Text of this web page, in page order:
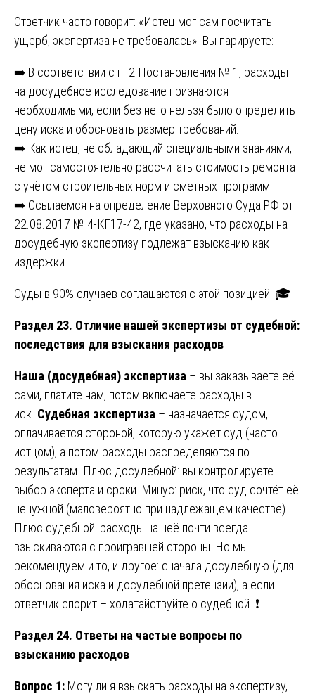
Ответчик часто говорит: «Истец мог сам посчитать
ущерб, экспертиза не требовалась». Вы парируете:
➡️ В соответствии с п. 2 Постановления № 1, расходы
на досудебное исследование признаются
необходимыми, если без него нельзя было определить
цену иска и обосновать размер требований.
➡️ Как истец, не обладающий специальными знаниями,
не мог самостоятельно рассчитать стоимость ремонта
с учётом строительных норм и сметных программ.
➡️ Ссылаемся на определение Верховного Суда РФ от
22.08.2017 № 4-КГ17-42, где указано, что расходы на
досудебную экспертизу подлежат взысканию как
издержки.
Суды в 90% случаев соглашаются с этой позицией. 🎓
Раздел 23. Отличие нашей экспертизы от судебной:
последствия для взыскания расходов
Наша (досудебная) экспертиза – вы заказываете её
сами, платите нам, потом включаете расходы в
иск. Судебная экспертиза – назначается судом,
оплачивается стороной, которую укажет суд (часто
истцом), а потом расходы распределяются по
результатам. Плюс досудебной: вы контролируете
выбор эксперта и сроки. Минус: риск, что суд сочтёт её
ненужной (маловероятно при надлежащем качестве).
Плюс судебной: расходы на неё почти всегда
взыскиваются с проигравшей стороны. Но мы
рекомендуем и то, и другое: сначала досудебную (для
обоснования иска и досудебной претензии), а если
ответчик спорит – ходатайствуйте о судебной. ❗
Раздел 24. Ответы на частые вопросы по
взысканию расходов
Вопрос 1: Могу ли я взыскать расходы на экспертизу,